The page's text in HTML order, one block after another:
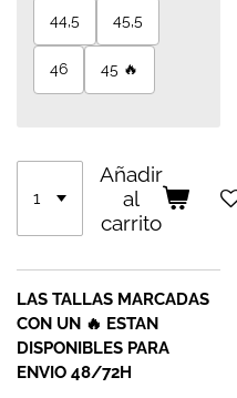
44,5 45,5
46 45 🔥
Añadir
al
carrito
LAS TALLAS MARCADAS
CON UN 🔥 ESTAN
DISPONIBLES PARA
ENVIO 48/72H